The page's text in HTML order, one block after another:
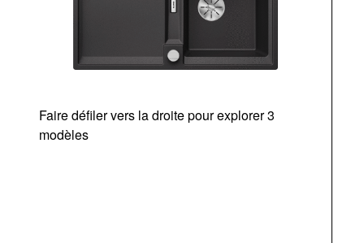
Faire défiler vers la droite pour explorer 3
modèles